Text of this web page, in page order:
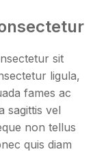
sit
ligula,
fames ac
sagittis vel
non tellus
quis diam